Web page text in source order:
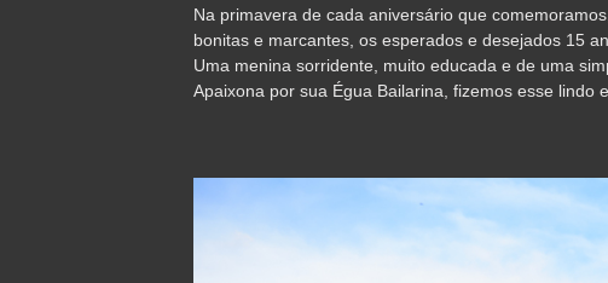
Na primavera de cada aniversário que
bonitas e marcantes, os esperados e desejados 15
Uma menina sorridente, muito educada e de uma
Apaixona por sua Égua Bailarina, fizemos esse lindo